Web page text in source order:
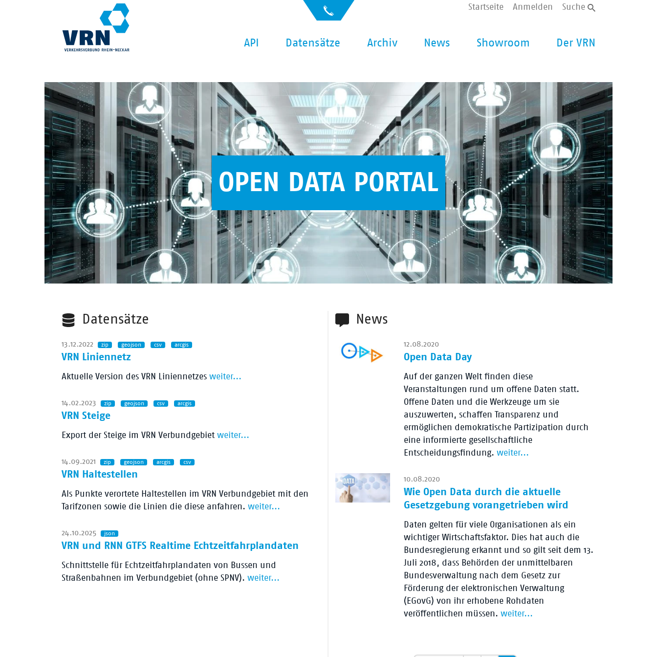
API Datensätze Archiv News Showroom Der VRN
Startseite Anmelden Suche
OPEN DATA PORTAL
Datensätze
13.12.2022 zip geojson csv arcgis
VRN Liniennetz
Aktuelle Version des VRN Liniennetzes weiter...
14.02.2023 zip geojson csv arcgis
VRN Steige
Export der Steige im VRN Verbundgebiet weiter...
14.09.2021 zip geojson arcgis csv
VRN Haltestellen
Als Punkte verortete Haltestellen im VRN Verbundgebiet mit den
Tarifzonen sowie die Linien die diese anfahren. weiter...
24.10.2025 json
VRN und RNN GTFS Realtime Echtzeitfahrplandaten
Schnittstelle für Echtzeitfahrplandaten von Bussen und
Straßenbahnen im Verbundgebiet (ohne SPNV). weiter...
News
12.08.2020
Open Data Day
Auf der ganzen Welt finden diese
Veranstaltungen rund um offene Daten statt.
Offene Daten und die Werkzeuge um sie
auszuwerten, schaffen Transparenz und
ermöglichen demokratische Partizipation durch
eine informierte gesellschaftliche
Entscheidungsfindung. weiter...
10.08.2020
Wie Open Data durch die aktuelle
Gesetzgebung vorangetrieben wird
Daten gelten für viele Organisationen als ein
wichtiger Wirtschaftsfaktor. Dies hat auch die
Bundesregierung erkannt und so gilt seit dem 13.
Juli 2018, dass Behörden der unmittelbaren
Bundesverwaltung nach dem Gesetz zur
Förderung der elektronischen Verwaltung
(EGovG) von ihr erhobene Rohdaten
veröffentlichen müssen. weiter...